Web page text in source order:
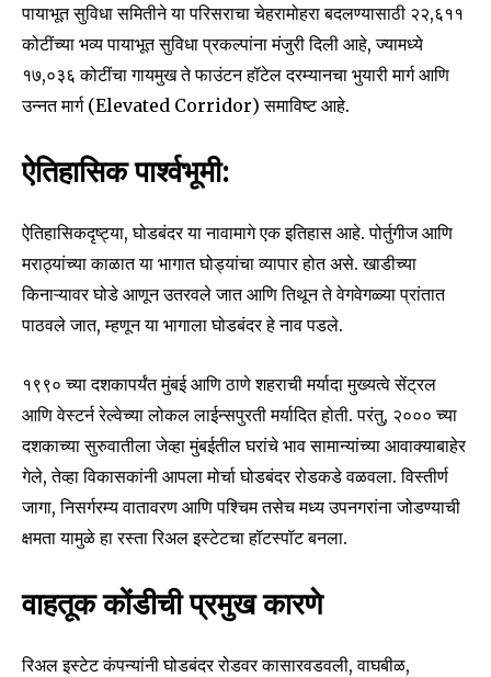
पायाभूत सुविधा समितीने या परिसराचा चेहरामोहरा बदलण्यासाठी ₹२२,६११
कोटींच्या भव्य पायाभूत सुविधा प्रकल्पांना मंजुरी दिली आहे, ज्यामध्ये
₹१७,०३६ कोटींचा गायमुख ते फाउंटन हॉटेल दरम्यानचा भुयारी मार्ग आणि
उन्नत मार्ग (Elevated Corridor) समाविष्ट आहे.
ऐतिहासिक पार्श्वभूमी:
ऐतिहासिकदृष्ट्या, घोडबंदर या नावामागे एक इतिहास आहे. पोर्तुगीज आणि
मराठ्यांच्या काळात या भागात घोड्यांचा व्यापार होत असे. खाडीच्या
किनाऱ्यावर घोडे आणून उतरवले जात आणि तिथून ते वेगवेगळ्या प्रांतात
पाठवले जात, म्हणून या भागाला घोडबंदर हे नाव पडले.
१९९० च्या दशकापर्यंत मुंबई आणि ठाणे शहराची मर्यादा मुख्यत्वे सेंट्रल
आणि वेस्टर्न रेल्वेच्या लोकल लाईन्सपुरती मर्यादित होती. परंतु, २००० च्या
दशकाच्या सुरुवातीला जेव्हा मुंबईतील घरांचे भाव सामान्यांच्या आवाक्याबाहेर
गेले, तेव्हा विकासकांनी आपला मोर्चा घोडबंदर रोडकडे वळवला. विस्तीर्ण
जागा, निसर्गरम्य वातावरण आणि पश्चिम तसेच मध्य उपनगरांना जोडण्याची
क्षमता यामुळे हा रस्ता रिअल इस्टेटचा हॉटस्पॉट बनला.
वाहतूक कोंडीची प्रमुख कारणे
रिअल इस्टेट कंपन्यांनी घोडबंदर रोडवर कासारवडवली, वाघबीळ,